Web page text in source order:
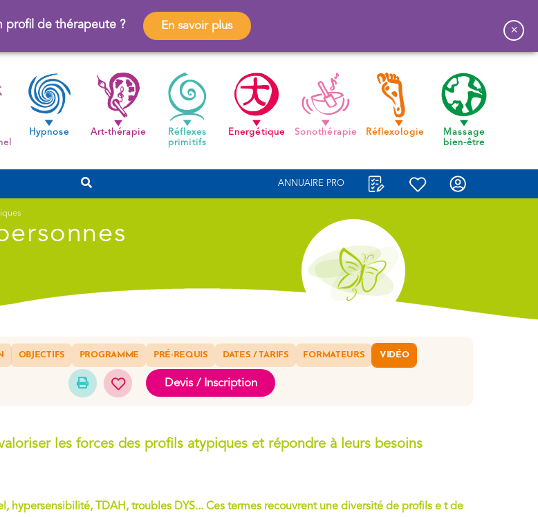
profil de thérapeute ? En savoir plus ×
Hypnose Art-thérapie
Réflexes
primitifs
Energétique Sonothérapie Réflexologie
Massage
bien-être
ANNUAIRE PRO
OBJECTIFS PROGRAMME PRÉ-REQUIS DATES / TARIFS FORMATEURS VIDÉO
Devis / Inscription
les forces des profils atypiques et répondre à leurs besoins
hypersensibilité, TDAH, troubles DYS... Ces termes recouvrent une diversité de profils e t de